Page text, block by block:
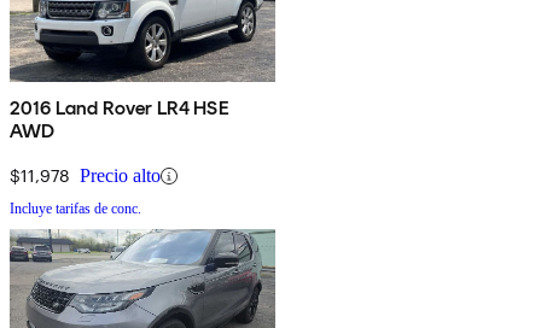
2016 Land Rover LR4 HSE
AWD
$11,978 Precio alto
Incluye tarifas de conc.